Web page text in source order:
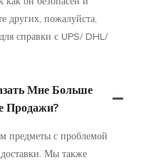
других, пожалуйста,
справки с UPS/ DHL/
Мне Больше
Продажи?
предметы с проблемой
доставки. Мы также